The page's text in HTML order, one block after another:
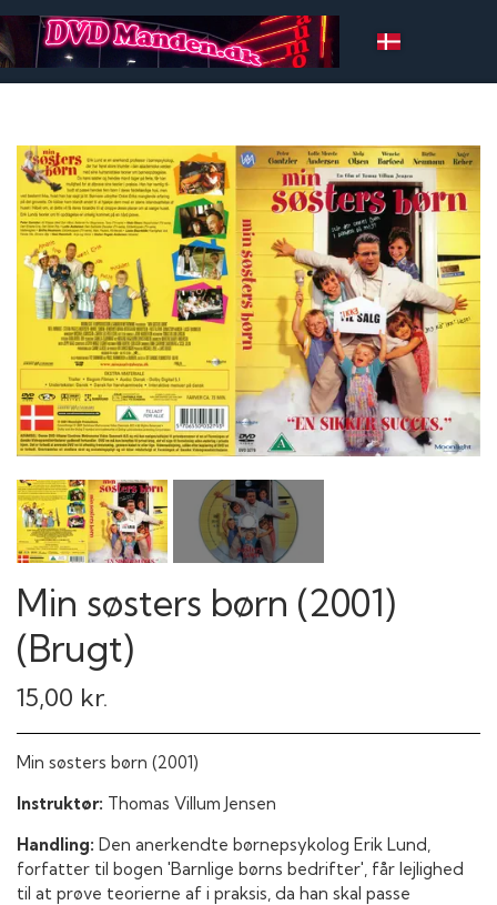
Min søsters børn (2001)
(Brugt)
15,00 kr.
Min søsters børn (2001)
Instruktør: Thomas Villum Jensen
Handling: Den anerkendte børnepsykolog Erik Lund,
forfatter til bogen 'Barnlige børns bedrifter', får lejlighed
til at prøve teorierne af i praksis, da han skal passe